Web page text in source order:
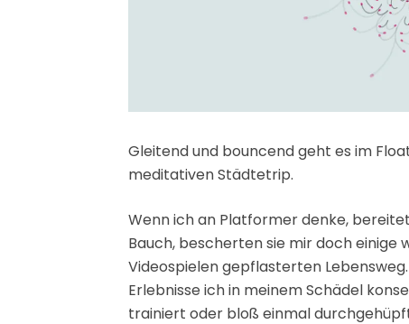
Gleitend und bouncend geht es im
meditativen Städtetrip.
Wenn ich an Platformer denke,
Bauch, bescherten sie mir doch
Videospielen gepflasterten
Erlebnisse ich in meinem Schädel
trainiert oder bloß einmal